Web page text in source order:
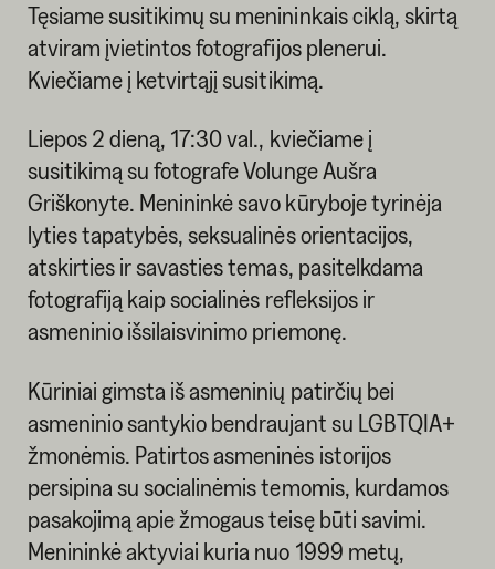
Tęsiame susitikimų su menininkais ciklą, skirtą
atviram įvietintos fotografijos plenerui.
Kviečiame į ketvirtąjį susitikimą.
Liepos 2 dieną, 17:30 val., kviečiame į
susitikimą su fotografe Volunge Aušra
Griškonyte. Menininkė savo kūryboje tyrinėja
lyties tapatybės, seksualinės orientacijos,
atskirties ir savasties temas, pasitelkdama
fotografiją kaip socialinės refleksijos ir
asmeninio išsilaisvinimo priemonę.
Kūriniai gimsta iš asmeninių patirčių bei
asmeninio santykio bendraujant su LGBTQIA+
žmonėmis. Patirtos asmeninės istorijos
persipina su socialinėmis temomis, kurdamos
pasakojimą apie žmogaus teisę būti savimi.
Menininkė aktyviai kuria nuo 1999 metų,